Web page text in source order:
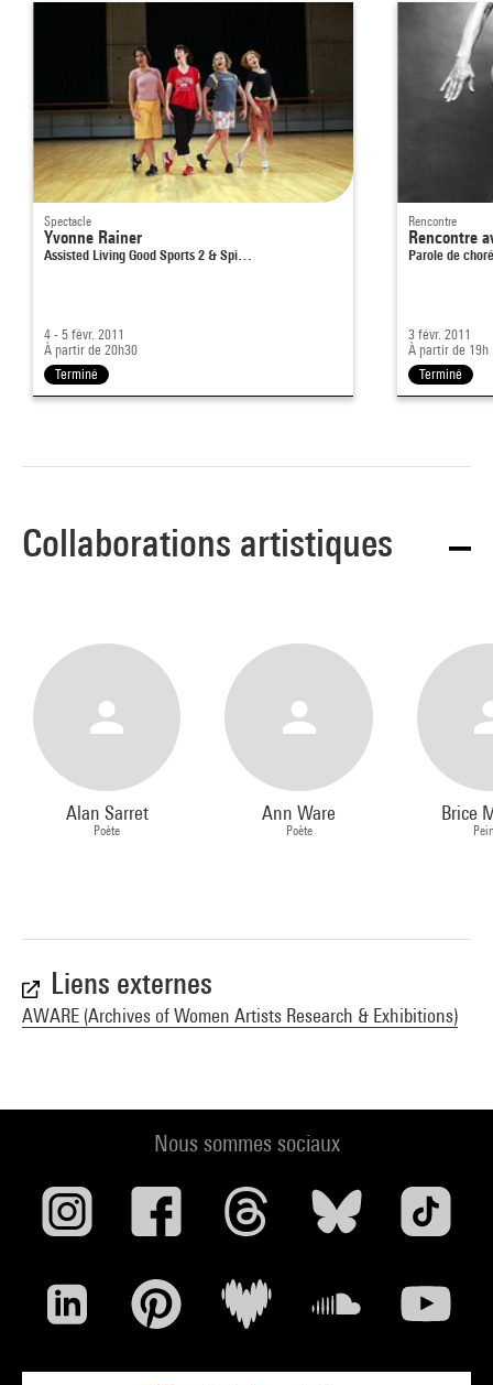
Spectacle
Yvonne Rainer
Assisted Living Good Sports 2 & Spi…
4 - 5 févr. 2011
À partir de 20h30
Terminé
Rencontre
Rencontre
Parole de
3 févr. 2011
À partir de 19h
Terminé
Collaborations artistiques
Alan Sarret
Poète
Ann Ware
Poète
Brice
Liens externes
AWARE (Archives of Women Artists Research & Exhibitions)
Nous sommes sociaux